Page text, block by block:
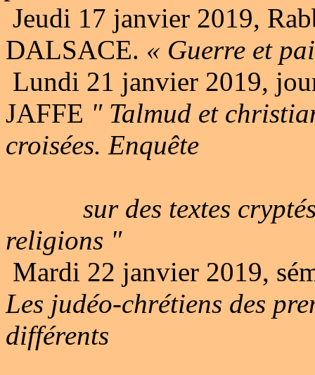
Jeudi 17 janvier 2019,
DALSACE. « Guerre et
Lundi 21 janvier 2019,
JAFFE " Talmud et
croisées. Enquête
sur des textes cryptés
religions "
Mardi 22 janvier 2019,
Les judéo-chrétiens des
différents